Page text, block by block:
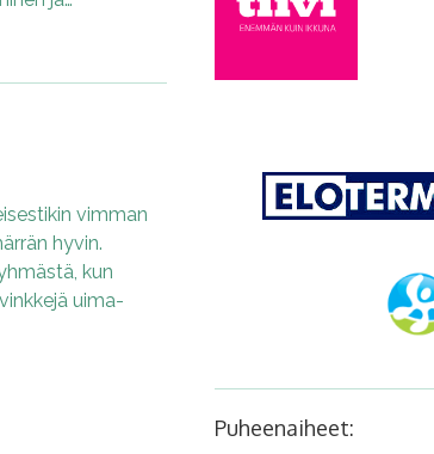
vimman
hyvin.
kun
uima-
Puheenaiheet: